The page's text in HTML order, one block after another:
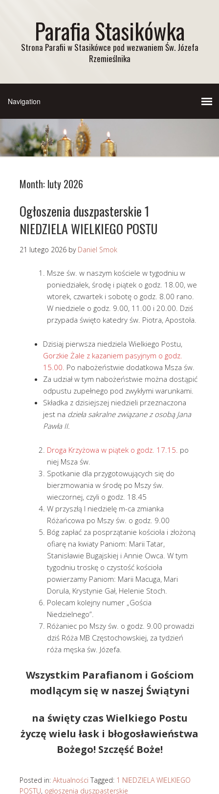
Parafia Stasikówka
Strona Parafii w Stasikówce pod wezwaniem Św. Józefa
Rzemieślnika
Month: luty 2026
Ogłoszenia duszpasterskie 1
NIEDZIELA WIELKIEGO POSTU
21 lutego 2026 by Daniel Smok
Msze św. w naszym kościele w tygodniu w
poniedziałek, środę i piątek o godz. 18.00, we
wtorek, czwartek i sobotę o godz. 8.00 rano.
W niedziele o godz. 9.00, 11.00 i 20.00. Dziś
przypada święto katedry św. Piotra, Apostoła.
Dzisiaj pierwsza niedziela Wielkiego Postu,
Gorzkie Żale z kazaniem pasyjnym o godz.
15.00. Po nabożeństwie dodatkowa Msza św.
Za udział w tym nabożeństwie można dostąpić
odpustu zupełnego pod zwykłymi warunkami.
Składka z dzisiejszej niedzieli przeznaczona
jest na dzieła sakralne związane z osobą Jana
Pawła II.
Droga Krzyżowa w piątek o godz. 17.15. po
niej Msza św.
Spotkanie dla przygotowujących się do
bierzmowania w środę po Mszy św.
wieczornej, czyli o godz. 18.45
W przyszłą I niedzielę m-ca zmianka
Różańcowa po Mszy św. o godz. 9.00
Bóg zapłać za posprzątanie kościoła i złożoną
ofiarę na kwiaty Paniom: Marii Tatar,
Stanisławie Bugajskiej i Annie Owca. W tym
tygodniu troskę o czystość kościoła
powierzamy Paniom: Marii Macuga, Mari
Dorula, Krystynie Gał, Helenie Stoch.
Polecam kolejny numer „Gościa
Niedzielnego”.
Różaniec po Mszy św. o godz. 9.00 prowadzi
dziś Róża MB Częstochowskiej, za tydzień
róża męska św. Józefa.
Wszystkim Parafianom i Gościom
modlącym się w naszej Świątyni
na święty czas Wielkiego Postu
życzę wielu łask i błogosławieństwa
Bożego! Szczęść Boże!
Posted in: Aktualności Tagged: 1 NIEDZIELA WIELKIEGO
POSTU, ogłoszenia duszpasterskie